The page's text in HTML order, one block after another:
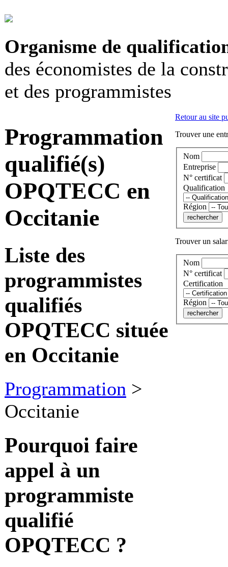
Organisme de
des économistes de la
et des programmistes
Programmation
qualifié(s)
OPQTECC en
Occitanie
Liste des
programmistes
qualifiés
OPQTECC située
en Occitanie
Programmation >
Occitanie
Pourquoi faire
appel à un
programmiste
qualifié
OPQTECC ?
Retour au site
Trouver une
Nom
Entreprise
N° certificat
Qualification
Région
Trouver un
Nom
N° certificat
Certification
Région